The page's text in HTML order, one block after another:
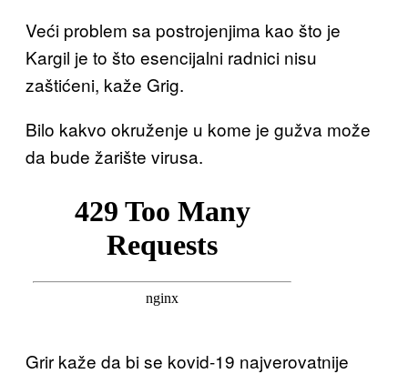
Veći problem sa postrojenjima kao što je
Kargil je to što esencijalni radnici nisu
zaštićeni, kaže Grig.
Bilo kakvo okruženje u kome je gužva može
da bude žarište virusa.
Grir kaže da bi se kovid-19 najverovatnije